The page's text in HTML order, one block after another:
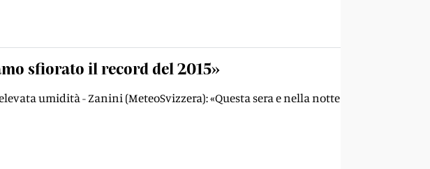
sfiorato il record del 2015»
umidità - Zanini (MeteoSvizzera): «Questa sera e nella notte